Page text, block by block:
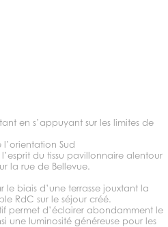
en s’appuyant sur les limites de
Sud
du tissu pavillonnaire alentour
la rue de Bellevue.
biais d’une terrasse jouxtant la
RdC sur le séjour créé.
permet d’éclairer abondamment le
une luminosité généreuse pour les